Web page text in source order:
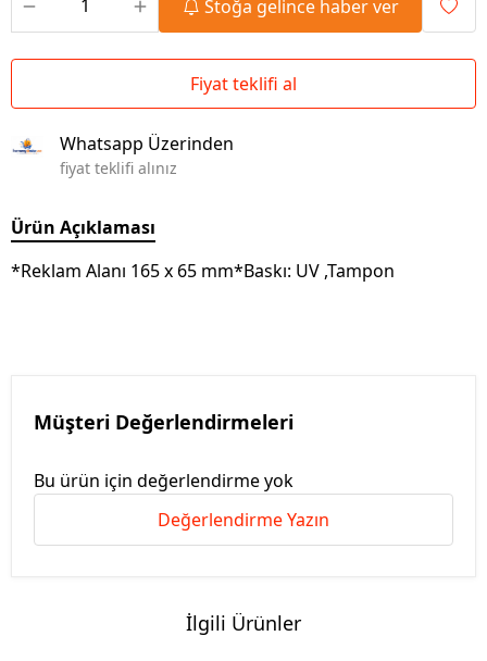
Stoğa gelince haber ver
Fiyat teklifi al
Whatsapp Üzerinden
fiyat teklifi alınız
Ürün Açıklaması
*Reklam Alanı 165 x 65 mm*Baskı: UV ,Tampon
Müşteri Değerlendirmeleri
Bu ürün için değerlendirme yok
Değerlendirme Yazın
İlgili Ürünler